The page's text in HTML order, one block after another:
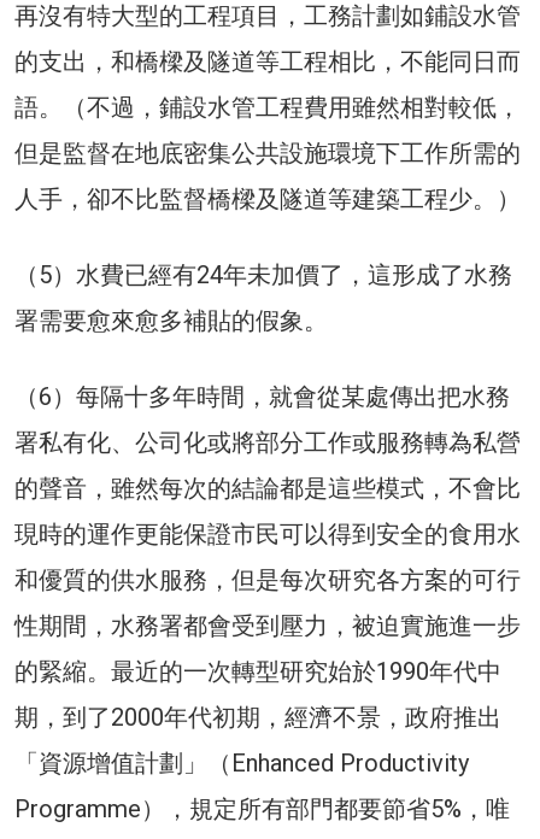
再沒有特大型的工程項目，工務計劃如鋪設水管
的支出，和橋樑及隧道等工程相比，不能同日而
語。（不過，鋪設水管工程費用雖然相對較低，
但是監督在地底密集公共設施環境下工作所需的
人手，卻不比監督橋樑及隧道等建築工程少。）
（5）水費已經有24年未加價了，這形成了水務
署需要愈來愈多補貼的假象。
（6）每隔十多年時間，就會從某處傳出把水務
署私有化、公司化或將部分工作或服務轉為私營
的聲音，雖然每次的結論都是這些模式，不會比
現時的運作更能保證市民可以得到安全的食用水
和優質的供水服務，但是每次研究各方案的可行
性期間，水務署都會受到壓力，被迫實施進一步
的緊縮。最近的一次轉型研究始於1990年代中
期，到了2000年代初期，經濟不景，政府推出
「資源增值計劃」（Enhanced Productivity
Programme），規定所有部門都要節省5%，唯